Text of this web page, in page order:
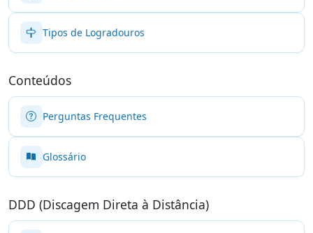
Tipos de Logradouros
Conteúdos
Perguntas Frequentes
Glossário
DDD (Discagem Direta à Distância)